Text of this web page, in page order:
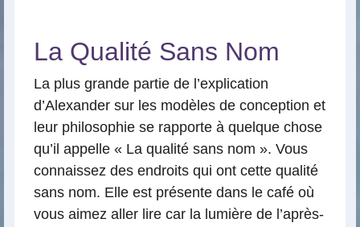
La Qualité Sans Nom
La plus grande partie de l’explication
d’Alexander sur les modèles de conception et
leur philosophie se rapporte à quelque chose
qu’il appelle « La qualité sans nom ». Vous
connaissez des endroits qui ont cette qualité
sans nom. Elle est présente dans le café où
vous aimez aller lire car la lumière de l’après-